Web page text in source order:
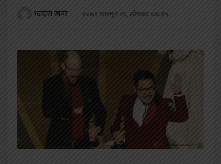
भ्वाइस खबर २०७९ फाल्गुन २९, सोमबार ०४:१५